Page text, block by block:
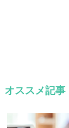
オススメ記事